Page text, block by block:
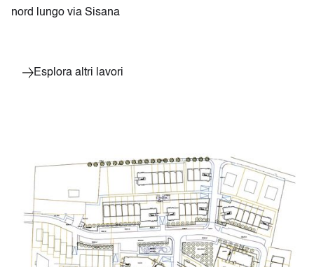
nord lungo via Sisana
Esplora altri lavori